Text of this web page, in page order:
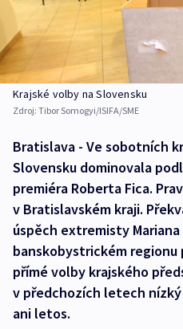
Krajské volby na Slovensku
Zdroj: Tibor Somogyi/ISIFA/SME
Bratislava - Ve sobotních
Slovensku dominovala
premiéra Roberta Fica.
v Bratislavském kraji.
úspěch extremisty
banskobystrickém
přímé volby krajského
v předchozích letech
ani letos.